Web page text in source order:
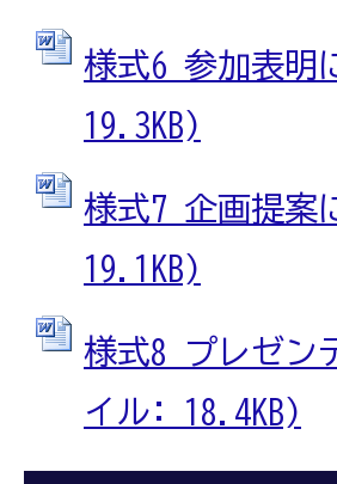
様式6 参加表明
19.3KB)
様式7 企画提案
19.1KB)
様式8 プレゼン
イル: 18.4KB)